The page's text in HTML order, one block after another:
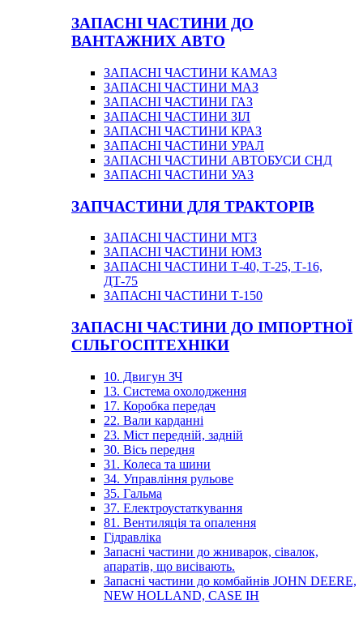
ЗАПАСНІ ЧАСТИНИ ДО
ВАНТАЖНИХ АВТО
ЗАПАСНІ ЧАСТИНИ КАМАЗ
ЗАПАСНІ ЧАСТИНИ МАЗ
ЗАПАСНІ ЧАСТИНИ ГАЗ
ЗАПАСНІ ЧАСТИНИ ЗІЛ
ЗАПАСНІ ЧАСТИНИ КРАЗ
ЗАПАСНІ ЧАСТИНИ УРАЛ
ЗАПАСНІ ЧАСТИНИ АВТОБУСИ СНД
ЗАПАСНІ ЧАСТИНИ УАЗ
ЗАПЧАСТИНИ ДЛЯ ТРАКТОРІВ
ЗАПАСНІ ЧАСТИНИ МТЗ
ЗАПАСНІ ЧАСТИНИ ЮМЗ
ЗАПАСНІ ЧАСТИНИ Т-40, Т-25, Т-16,
ДТ-75
ЗАПАСНІ ЧАСТИНИ Т-150
ЗАПАСНІ ЧАСТИНИ ДО ІМПОРТНОЇ
СІЛЬГОСПТЕХНІКИ
10. Двигун ЗЧ
13. Система охолодження
17. Коробка передач
22. Вали карданні
23. Міст передній, задній
30. Вісь передня
31. Колеса та шини
34. Управління рульове
35. Гальма
37. Електроустаткування
81. Вентиляція та опалення
Гідравліка
Запасні частини до жниварок, сівалок,
апаратів, що висівають.
Запасні частини до комбайнів JOHN DEERE,
NEW HOLLAND, CASE IH